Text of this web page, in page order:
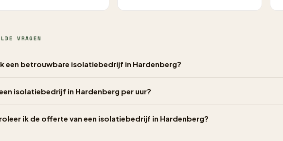
VRAGEN
een betrouwbare isolatiebedrijf in Hardenberg?
isolatiebedrijf in Hardenberg per uur?
ik de offerte van een isolatiebedrijf in Hardenberg?